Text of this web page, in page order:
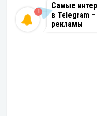
Самые
в Telegram
рекламы
1